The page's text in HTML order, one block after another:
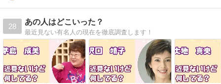
28
あの人はどこいった？
最近見ない有名人の現在を徹底調査します！